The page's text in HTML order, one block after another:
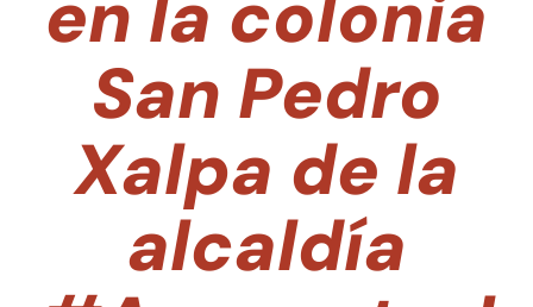
San Pedro
Xalpa de la
alcaldía